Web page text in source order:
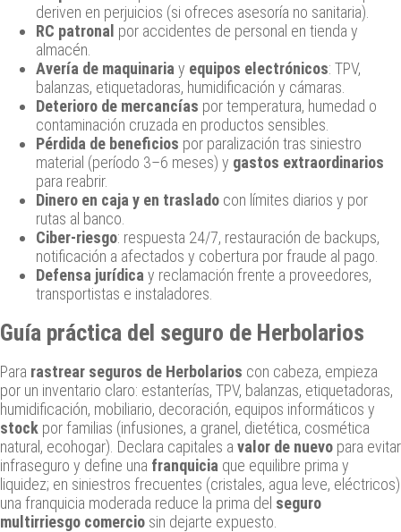
deriven en perjuicios (si ofreces asesoría no sanitaria).
RC patronal por accidentes de personal en tienda y
almacén.
Avería de maquinaria y equipos electrónicos: TPV,
balanzas, etiquetadoras, humidificación y cámaras.
Deterioro de mercancías por temperatura, humedad o
contaminación cruzada en productos sensibles.
Pérdida de beneficios por paralización tras siniestro
material (período 3–6 meses) y gastos extraordinarios
para reabrir.
Dinero en caja y en traslado con límites diarios y por
rutas al banco.
Ciber-riesgo: respuesta 24/7, restauración de backups,
notificación a afectados y cobertura por fraude al pago.
Defensa jurídica y reclamación frente a proveedores,
transportistas e instaladores.
Guía práctica del seguro de Herbolarios
Para rastrear seguros de Herbolarios con cabeza, empieza
por un inventario claro: estanterías, TPV, balanzas, etiquetadoras,
humidificación, mobiliario, decoración, equipos informáticos y
stock por familias (infusiones, a granel, dietética, cosmética
natural, ecohogar). Declara capitales a valor de nuevo para evitar
infraseguro y define una franquicia que equilibre prima y
liquidez; en siniestros frecuentes (cristales, agua leve, eléctricos)
una franquicia moderada reduce la prima del seguro
multirriesgo comercio sin dejarte expuesto.